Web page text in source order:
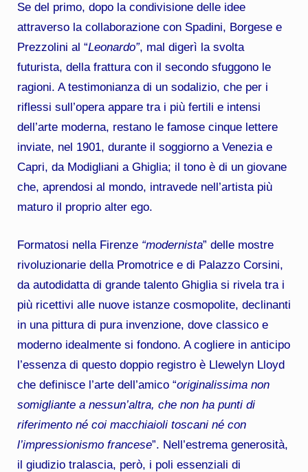
Se del primo, dopo la condivisione delle idee
attraverso la collaborazione con Spadini, Borgese e
Prezzolini al “Leonardo”, mal digerì la svolta
futurista, della frattura con il secondo sfuggono le
ragioni. A testimonianza di un sodalizio, che per i
riflessi sull’opera appare tra i più fertili e intensi
dell’arte moderna, restano le famose cinque lettere
inviate, nel 1901, durante il soggiorno a Venezia e
Capri, da Modigliani a Ghiglia; il tono è di un giovane
che, aprendosi al mondo, intravede nell’artista più
maturo il proprio alter ego.
Formatosi nella Firenze “modernista” delle mostre
rivoluzionarie della Promotrice e di Palazzo Corsini,
da autodidatta di grande talento Ghiglia si rivela tra i
più ricettivi alle nuove istanze cosmopolite, declinanti
in una pittura di pura invenzione, dove classico e
moderno idealmente si fondono. A cogliere in anticipo
l’essenza di questo doppio registro è Llewelyn Lloyd
che definisce l’arte dell’amico “originalissima non
somigliante a nessun’altra, che non ha punti di
riferimento né coi macchiaioli toscani né con
l’impressionismo francese”. Nell’estrema generosità,
il giudizio tralascia, però, i poli essenziali di